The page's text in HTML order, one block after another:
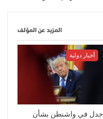
المزيد عن المؤلف
أخبار دولية
جدل في واشنطن بشأن